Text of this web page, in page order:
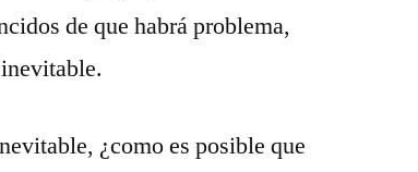
de que habrá problema,
¿como es posible que